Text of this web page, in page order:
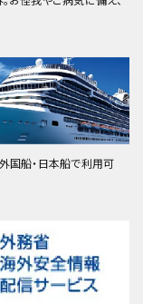
国船・日本船で利用可